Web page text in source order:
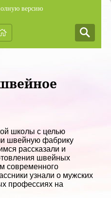
версию
школы с целью
швейную фабрику
рассказали и
швейных
современного
узнали о мужских
профессиях на